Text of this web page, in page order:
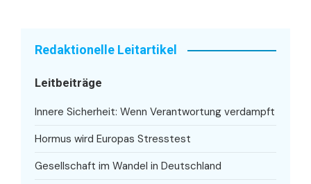
Redaktionelle Leitartikel
Leitbeiträge
Innere Sicherheit: Wenn Verantwortung verdampft
Hormus wird Europas Stresstest
Gesellschaft im Wandel in Deutschland